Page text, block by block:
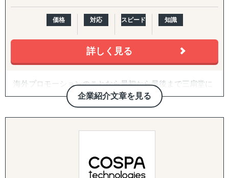
↳ 広告運用（Google／Meta など）
↳ インフルエンサー施策
↳ 画像・動画コンテンツ制作
↳ 商談向け資料制作
↳ 企業リストアップ
↳ アポイント取得
↳ 商談創出・交渉サポート
目的：海外現地で活動するために必要な土台をつくる
↳ 会社設立（登記・銀行口座）
・海外Webサイト構築・運用（多言語対応可）
・海外SEO対策・LLMO対策
・海外Web広告制作・運用
・海外SNS改善提案
・海外ECサイト改善提案
・自社サイト分析・競合サイト分析・市場分析
グ・分析
・HubSpotなどの顧客管理システム・マーケティングオー
トメーションツール導入支援 etc
価格 対応 スピード 知識
詳しく見る
企業紹介文章を見る
海外プロモーションのことなら最初から最後まで三扇堂に
お任せください！
国内外において、プロモーションや観光地誘客戦略、越境
ECに関するソリューションを提供いたします。
ります。またターゲット国がどこの国や地域であっても、
日本人担当者が日本語で対応し、お支払いも日本円で対応